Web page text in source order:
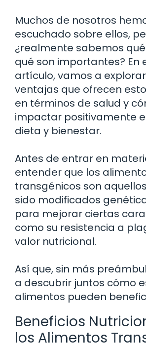
Muchos de nosotros
escuchado sobre ellos,
¿realmente sabemos
qué son importantes? En
artículo, vamos a
ventajas que ofrecen
en términos de salud y
impactar positivamente
dieta y bienestar.
Antes de entrar en
entender que los
transgénicos son
sido modificados
para mejorar ciertas
como su resistencia a
valor nutricional.
Así que, sin más
a descubrir juntos cómo
alimentos pueden
Beneficios
los Alimentos